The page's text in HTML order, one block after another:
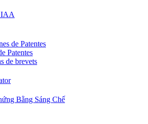
de Patentes
Patentes
de brevets
Bằng Sáng Chế